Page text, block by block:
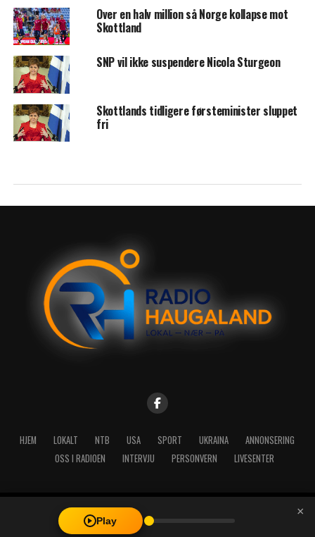
Over en halv million så Norge kollapse mot
Skottland
SNP vil ikke suspendere Nicola Sturgeon
Skottlands tidligere førsteminister sluppet
fri
HJEM LOKALT NTB USA SPORT UKRAINA
ANNONSERING
OSS I RADIOEN
INTERVJU PERSONVERN LIVESENTER
Copyright © 2026 A-Media AS | Radio Haugaland - Haraldsgata 114,
5527 Haugesund - Mail: post@radioh.no - Telefon: 52717273
Play
×